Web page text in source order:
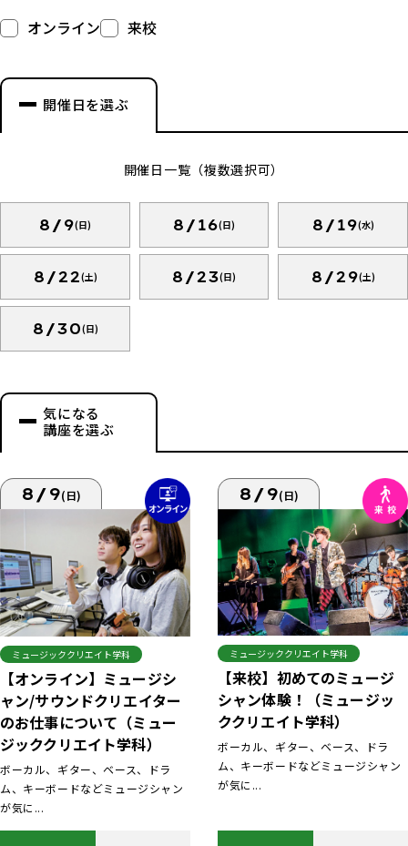
オンライン 来校
開催日を選ぶ
開催日一覧（複数選択可）
8/9(日) 8/16(日) 8/19(水)
8/22(土) 8/23(日) 8/29(土)
8/30(日)
気になる
講座を選ぶ
8/9(日)
ミュージッククリエイト学科
【オンライン】ミュージシ
ャン/サウンドクリエイター
のお仕事について（ミュー
ジッククリエイト学科）
ボーカル、ギター、ベース、ドラ
ム、キーボードなどミュージシャン
が気に...
8/9(日)
ミュージッククリエイト学科
【来校】初めてのミュージ
シャン体験！（ミュージッ
ククリエイト学科）
ボーカル、ギター、ベース、ドラ
ム、キーボードなどミュージシャン
が気に...